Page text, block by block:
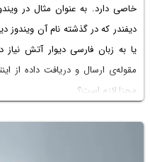
خاصی دارد. به عنوان مثال در
دیفندر که در گذشته نام آن ویندوز
یا به زبان فارسی دیوار آتش نیاز
مقوله‌ی ارسال و دریافت داده از
مجزا لازم است؟